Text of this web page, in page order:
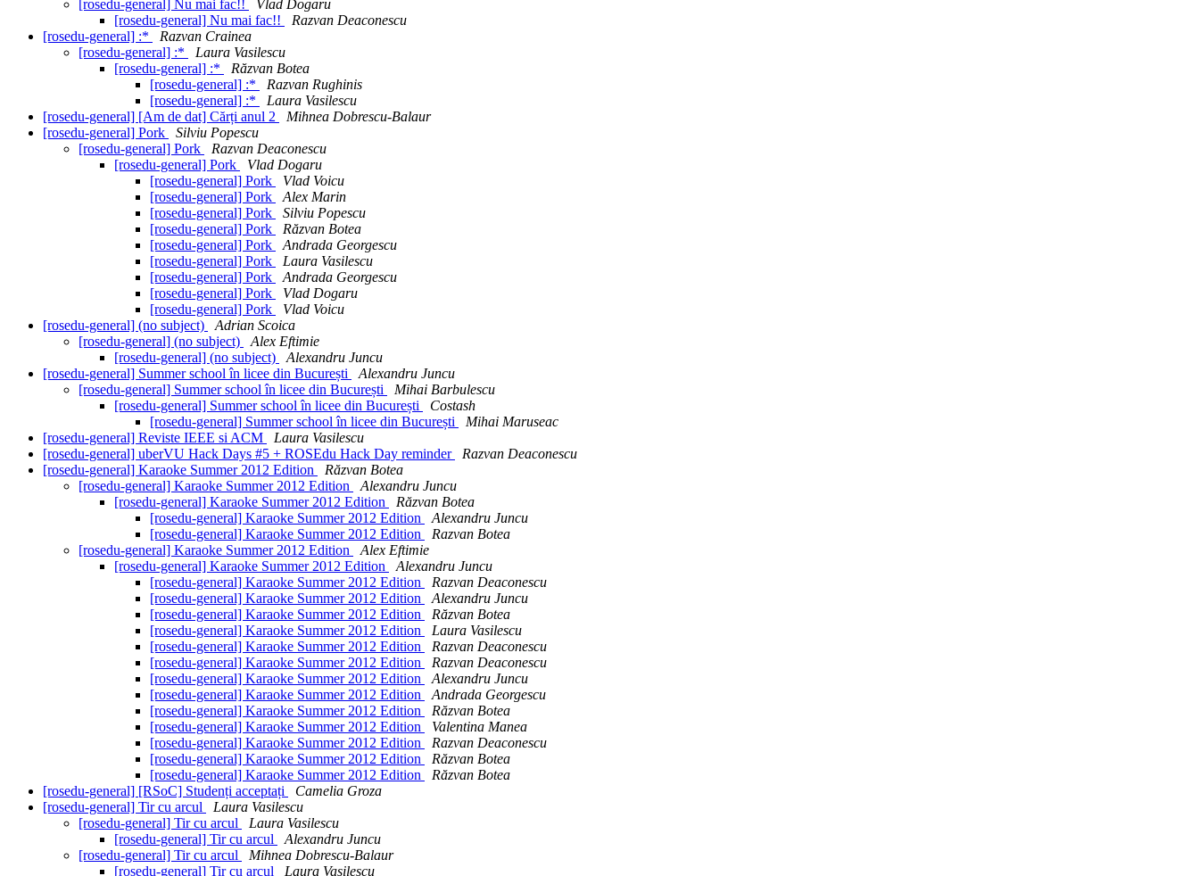
[rosedu-general] Nu mai fac!!
Vlad Dogaru
[rosedu-general] Nu mai fac!!
Razvan Deaconescu
[rosedu-general] :*
Razvan Crainea
[rosedu-general] :*
Laura Vasilescu
[rosedu-general] :*
Răzvan Botea
[rosedu-general] :*
Razvan Rughinis
[rosedu-general] :*
Laura Vasilescu
[rosedu-general] [Am de dat] Cărți anul 2
Mihnea Dobrescu-Balaur
[rosedu-general] Pork
Silviu Popescu
[rosedu-general] Pork
Razvan Deaconescu
[rosedu-general] Pork
Vlad Dogaru
[rosedu-general] Pork
Vlad Voicu
[rosedu-general] Pork
Alex Marin
[rosedu-general] Pork
Silviu Popescu
[rosedu-general] Pork
Răzvan Botea
[rosedu-general] Pork
Andrada Georgescu
[rosedu-general] Pork
Laura Vasilescu
[rosedu-general] Pork
Andrada Georgescu
[rosedu-general] Pork
Vlad Dogaru
[rosedu-general] Pork
Vlad Voicu
[rosedu-general] (no subject)
Adrian Scoica
[rosedu-general] (no subject)
Alex Eftimie
[rosedu-general] (no subject)
Alexandru Juncu
[rosedu-general] Summer school în licee din București
Alexandru Juncu
[rosedu-general] Summer school în licee din București
Mihai Barbulescu
[rosedu-general] Summer school în licee din București
Costash
[rosedu-general] Summer school în licee din București
Mihai Maruseac
[rosedu-general] Reviste IEEE si ACM
Laura Vasilescu
[rosedu-general] uberVU Hack Days #5 + ROSEdu Hack Day reminder
Razvan Deaconescu
[rosedu-general] Karaoke Summer 2012 Edition
Răzvan Botea
[rosedu-general] Karaoke Summer 2012 Edition
Alexandru Juncu
[rosedu-general] Karaoke Summer 2012 Edition
Răzvan Botea
[rosedu-general] Karaoke Summer 2012 Edition
Alexandru Juncu
[rosedu-general] Karaoke Summer 2012 Edition
Razvan Botea
[rosedu-general] Karaoke Summer 2012 Edition
Alex Eftimie
[rosedu-general] Karaoke Summer 2012 Edition
Alexandru Juncu
[rosedu-general] Karaoke Summer 2012 Edition
Razvan Deaconescu
[rosedu-general] Karaoke Summer 2012 Edition
Alexandru Juncu
[rosedu-general] Karaoke Summer 2012 Edition
Răzvan Botea
[rosedu-general] Karaoke Summer 2012 Edition
Laura Vasilescu
[rosedu-general] Karaoke Summer 2012 Edition
Razvan Deaconescu
[rosedu-general] Karaoke Summer 2012 Edition
Razvan Deaconescu
[rosedu-general] Karaoke Summer 2012 Edition
Alexandru Juncu
[rosedu-general] Karaoke Summer 2012 Edition
Andrada Georgescu
[rosedu-general] Karaoke Summer 2012 Edition
Răzvan Botea
[rosedu-general] Karaoke Summer 2012 Edition
Valentina Manea
[rosedu-general] Karaoke Summer 2012 Edition
Razvan Deaconescu
[rosedu-general] Karaoke Summer 2012 Edition
Răzvan Botea
[rosedu-general] Karaoke Summer 2012 Edition
Răzvan Botea
[rosedu-general] [RSoC] Studenți acceptați
Camelia Groza
[rosedu-general] Tir cu arcul
Laura Vasilescu
[rosedu-general] Tir cu arcul
Laura Vasilescu
[rosedu-general] Tir cu arcul
Alexandru Juncu
[rosedu-general] Tir cu arcul
Mihnea Dobrescu-Balaur
[rosedu-general] Tir cu arcul
Laura Vasilescu